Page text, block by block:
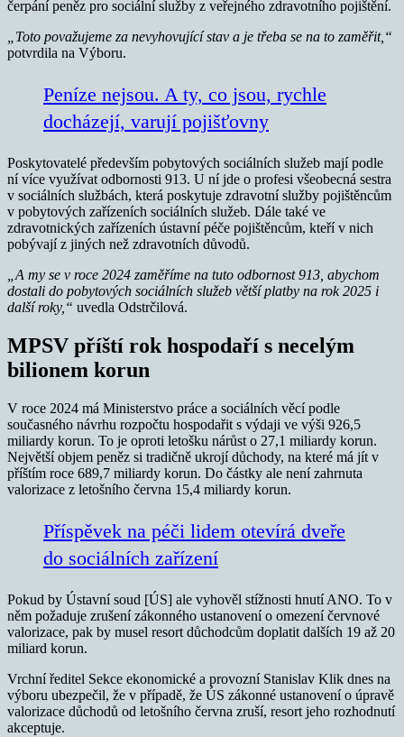
čerpání peněz pro sociální služby z veřejného zdravotního pojištění.
„Toto považujeme za nevyhovující stav a je třeba se na to zaměřit,“
potvrdila na Výboru.
Peníze nejsou. A ty, co jsou, rychle
docházejí, varují pojišťovny
Poskytovatelé především pobytových sociálních služeb mají podle
ní více využívat odbornosti 913. U ní jde o profesi všeobecná sestra
v sociálních službách, která poskytuje zdravotní služby pojištěncům
v pobytových zařízeních sociálních služeb. Dále také ve
zdravotnických zařízeních ústavní péče pojištěncům, kteří v nich
pobývají z jiných než zdravotních důvodů.
„A my se v roce 2024 zaměříme na tuto odbornost 913, abychom
dostali do pobytových sociálních služeb větší platby na rok 2025 i
další roky,“ uvedla Odstrčilová.
MPSV příští rok hospodaří s necelým
bilionem korun
V roce 2024 má Ministerstvo práce a sociálních věcí podle
současného návrhu rozpočtu hospodařit s výdaji ve výši 926,5
miliardy korun. To je oproti letošku nárůst o 27,1 miliardy korun.
Největší objem peněz si tradičně ukrojí důchody, na které má jít v
příštím roce 689,7 miliardy korun. Do částky ale není zahrnuta
valorizace z letošního června 15,4 miliardy korun.
Příspěvek na péči lidem otevírá dveře
do sociálních zařízení
Pokud by Ústavní soud [ÚS] ale vyhověl stížnosti hnutí ANO. To v
něm požaduje zrušení zákonného ustanovení o omezení červnové
valorizace, pak by musel resort důchodcům doplatit dalších 19 až 20
miliard korun.
Vrchní ředitel Sekce ekonomické a provozní Stanislav Klik dnes na
výboru ubezpečil, že v případě, že ÚS zákonné ustanovení o úpravě
valorizace důchodů od letošního června zruší, resort jeho rozhodnutí
akceptuje.